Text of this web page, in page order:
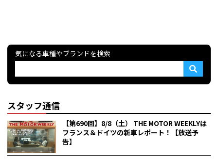
気になる車種やブランドを検索
スタッフ通信
【第690回】8/8（土） THE MOTOR WEEKLYは
フランス＆ドイツの新車レポート！【放送予
告】